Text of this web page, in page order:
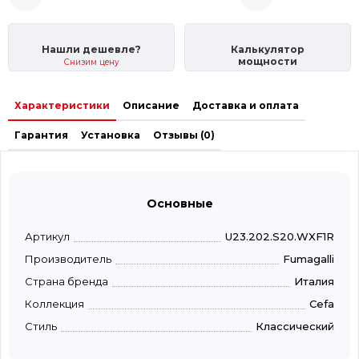
Нашли дешевле?
Снизим цену
Калькулятор
мощности
Характеристики Описание Доставка и оплата
Гарантия Установка Отзывы (0)
Основные
Артикул
U23.202.S20.WXF1R
Производитель
Fumagalli
Страна бренда
Италия
Коллекция
Cefa
Стиль
Классический